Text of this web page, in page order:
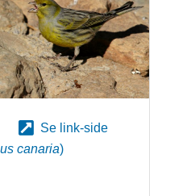
Se link-side
canaria)